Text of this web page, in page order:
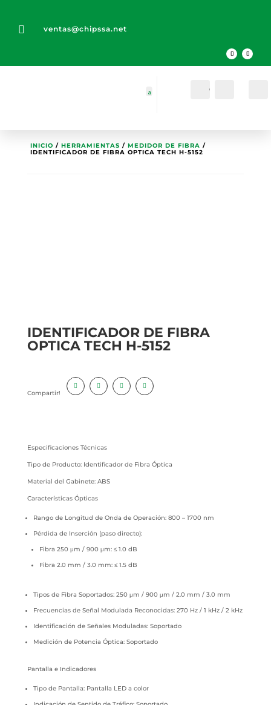
 ventas@chipssa.net
Cuenta
INICIO / HERRAMIENTAS / MEDIDOR DE FIBRA /
IDENTIFICADOR DE FIBRA OPTICA TECH H-5152
IDENTIFICADOR DE FIBRA
OPTICA TECH H-5152
Compartir!
Especificaciones Técnicas
Tipo de Producto: Identificador de Fibra Óptica
Material del Gabinete: ABS
Características Ópticas
Rango de Longitud de Onda de Operación: 800 – 1700 nm
Pérdida de Inserción (paso directo):
Fibra 250 μm / 900 μm: ≤ 1.0 dB
Fibra 2.0 mm / 3.0 mm: ≤ 1.5 dB
Tipos de Fibra Soportados: 250 μm / 900 μm / 2.0 mm / 3.0 mm
Frecuencias de Señal Modulada Reconocidas: 270 Hz / 1 kHz / 2 kHz
Identificación de Señales Moduladas: Soportado
Medición de Potencia Óptica: Soportado
Pantalla e Indicadores
Tipo de Pantalla: Pantalla LED a color